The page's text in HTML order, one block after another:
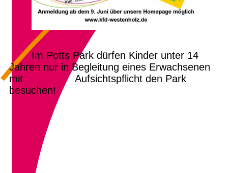
Im Potts Park dürfen Kinder unter 14
Jahren nur in Begleitung eines Erwachsenen
mit Aufsichtspflicht den Park
besuchen!